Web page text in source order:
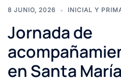
8 JUNIO, 2026 INICIAL Y
Jornada de
en Santa María